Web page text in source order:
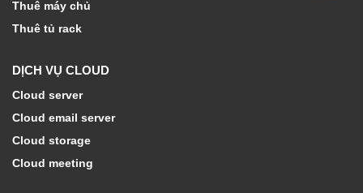
Thuê máy chủ
Thuê tủ rack
DỊCH VỤ CLOUD
Cloud server
Cloud email server
Cloud storage
Cloud meeting